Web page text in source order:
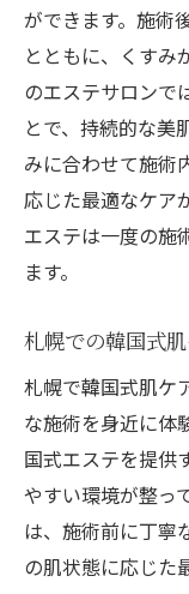
ができます。施術
とともに、くすみ
のエステサロンで
とで、持続的な美
みに合わせて施術
応じた最適なケア
エステは一度の施
ます。
札幌での韓国式
札幌で韓国式肌ケ
な施術を身近に体
国式エステを提供
やすい環境が整っ
は、施術前に丁寧
の肌状態に応じた